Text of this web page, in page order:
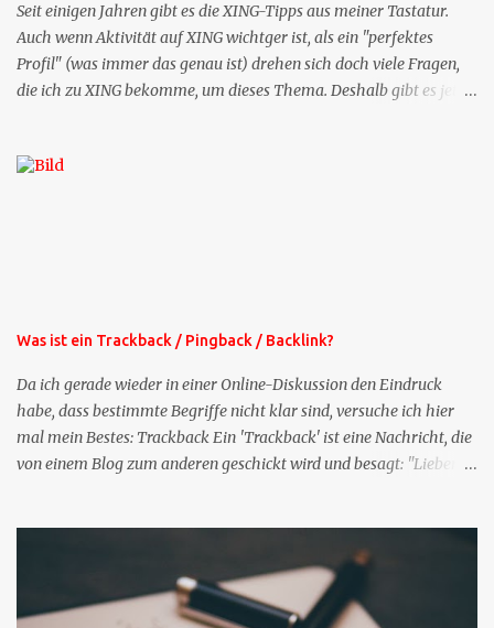
Seit einigen Jahren gibt es die XING-Tipps aus meiner Tastatur.
Auch wenn Aktivität auf XING wichtger ist, als ein "perfektes
Profil" (was immer das genau ist) drehen sich doch viele Fragen,
die ich zu XING bekomme, um dieses Thema. Deshalb gibt es jetzt
bekommen Sie kostenlos eine weitere Folge. Die Startsequenz ist 16
Was ist ein Trackback / Pingback / Backlink?
Da ich gerade wieder in einer Online-Diskussion den Eindruck
habe, dass bestimmte Begriffe nicht klar sind, versuche ich hier
mal mein Bestes: Trackback Ein 'Trackback' ist eine Nachricht, die
von einem Blog zum anderen geschickt wird und besagt: "Lieber
was ich zu deinem Inhalt zu sagen hatte." Diese
Nachrichtenfunktion wird 'angestoßen' in dem 'mein' Blog an die
'TrackbackURL' des Anderen einen 'Ping' schickt, d.h. ein paar